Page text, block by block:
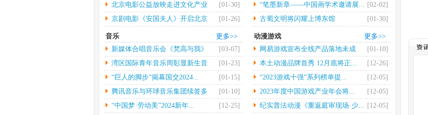
北京电影公益放映走进文化产业
园...
[01-30]
京剧电影《安国夫人》开启北京
长...
[01-26]
物...
“笔墨新章——中国画学术邀请展... [02-02]
古蜀文明将闪耀上博东馆
[01-30]
更多>>
音乐
新媒体合唱音乐会《梵高与我》
中...
[03-07]
湾区国际青年音乐周彰显新生音
乐...
[01-23]
“巨人的脚步”揭幕国交2024...
[01-15]
腾讯音乐与环球音乐集团续签多
年...
[01-10]
“中国梦·劳动美”2024新年...
[12-25]
更多>>
动漫游戏
网易游戏宣布全线产品落地未成
年...
[01-10]
本土动漫品牌首秀 12月底将正...
[12-26]
“2023游戏十强”系列榜单提...
[12-05]
2023年度中国游戏产业年会将...
[12-05]
纪实普法动漫《重返庭审现场·少... [12-05]